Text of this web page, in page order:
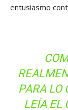
entusiasmo
PARA LO
LEÍA EL